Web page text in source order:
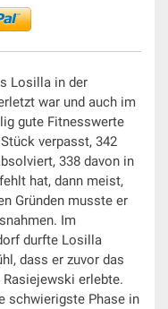
Losilla in der
war und auch im
gute Fitnesswerte
verpasst, 342
338 davon in
hat, dann meist,
Gründen musste er
Im
durfte Losilla
dass er zuvor das
erlebte.
schwierigste Phase in